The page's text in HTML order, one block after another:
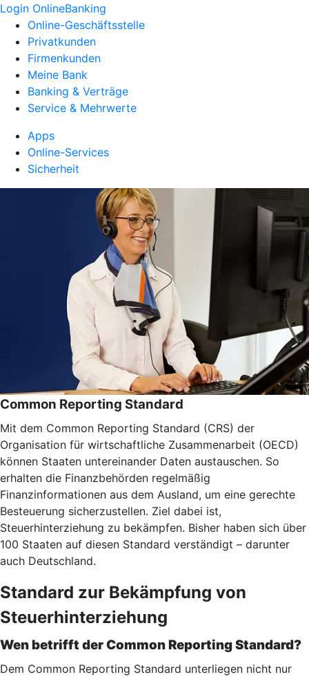
Login OnlineBanking
Online-Geschäftsstelle
Privatkunden
Firmenkunden
Meine Bank
Banking & Verträge
Service & Mehrwerte
Apps
Online-Services
Sicherheit
Common Reporting Standard
Mit dem Common Reporting Standard (CRS) der
Organisation für wirtschaftliche Zusammenarbeit (OECD)
können Staaten untereinander Daten austauschen. So
erhalten die Finanzbehörden regelmäßig
Finanzinformationen aus dem Ausland, um eine gerechte
Besteuerung sicherzustellen. Ziel dabei ist,
Steuerhinterziehung zu bekämpfen. Bisher haben sich über
100 Staaten auf diesen Standard verständigt – darunter
auch Deutschland.
Standard zur Bekämpfung von
Steuerhinterziehung
Wen betrifft der Common Reporting Standard?
Dem Common Reporting Standard unterliegen nicht nur